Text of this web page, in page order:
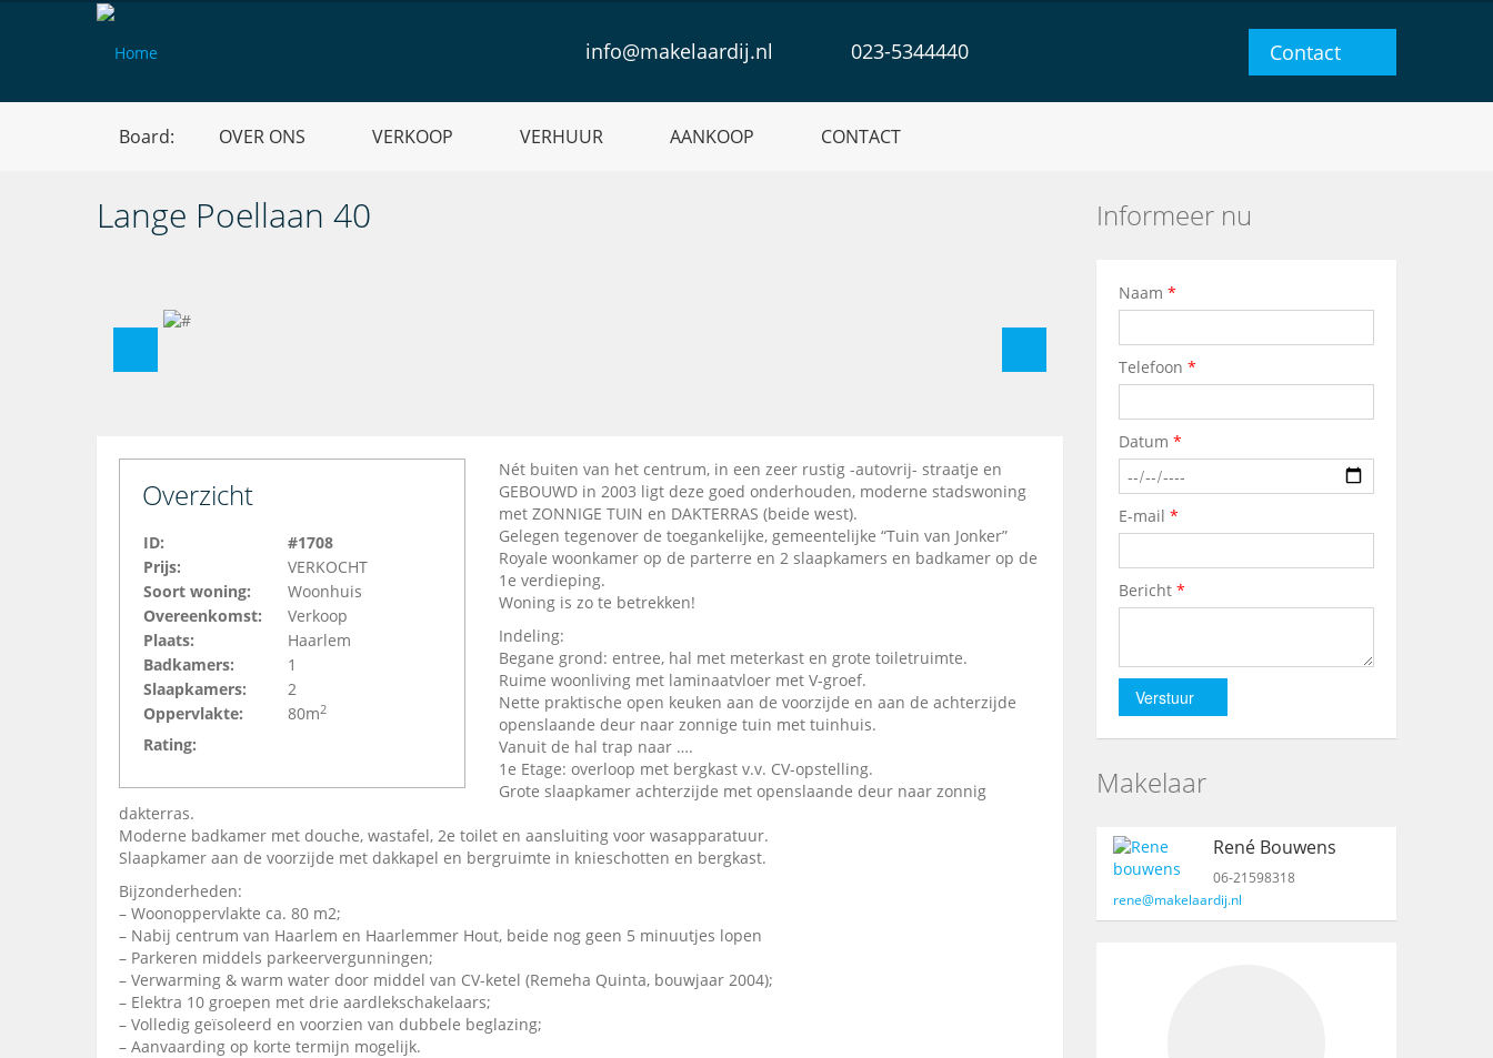
info@makelaardij.nl 023-5344440 Contact
Board: OVER ONS VERKOOP VERHUUR AANKOOP CONTACT
Lange Poellaan 40
Overzicht
ID:
#1708
Prijs:
VERKOCHT
Soort woning:
Woonhuis
Overeenkomst:
Verkoop
Plaats:
Haarlem
Badkamers:
1
Slaapkamers:
2
Oppervlakte:
80m2
Rating:
Nét buiten van het centrum, in een zeer rustig -autovrij- straatje en
GEBOUWD in 2003 ligt deze goed onderhouden, moderne stadswoning
met ZONNIGE TUIN en DAKTERRAS (beide west).
Gelegen tegenover de toegankelijke, gemeentelijke “Tuin van Jonker”
Royale woonkamer op de parterre en 2 slaapkamers en badkamer op de
1e verdieping.
Woning is zo te betrekken!
Indeling:
Begane grond: entree, hal met meterkast en grote toiletruimte.
Ruime woonliving met laminaatvloer met V-groef.
Nette praktische open keuken aan de voorzijde en aan de achterzijde
openslaande deur naar zonnige tuin met tuinhuis.
Vanuit de hal trap naar ….
1e Etage: overloop met bergkast v.v. CV-opstelling.
Grote slaapkamer achterzijde met openslaande deur naar zonnig
dakterras.
Moderne badkamer met douche, wastafel, 2e toilet en aansluiting voor wasapparatuur.
Slaapkamer aan de voorzijde met dakkapel en bergruimte in knieschotten en bergkast.
Bijzonderheden:
– Woonoppervlakte ca. 80 m2;
– Nabij centrum van Haarlem en Haarlemmer Hout, beide nog geen 5 minuutjes lopen
– Parkeren middels parkeervergunningen;
– Verwarming & warm water door middel van CV-ketel (Remeha Quinta, bouwjaar 2004);
– Elektra 10 groepen met drie aardlekschakelaars;
– Volledig geïsoleerd en voorzien van dubbele beglazing;
– Aanvaarding op korte termijn mogelijk.
Informeer nu
Naam *
Telefoon *
Datum *
E-mail *
Bericht *
Verstuur
Makelaar
René Bouwens
06-21598318
rene@makelaardij.nl